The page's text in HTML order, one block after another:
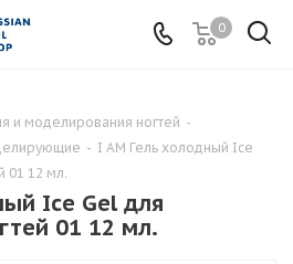
0
и моделирования ногтей -
- I AM Гель холодный Ice
01 12 мл.
Ice Gel для
01 12 мл.